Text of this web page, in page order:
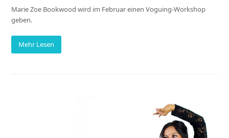
Marie Zoe Bookwood wird im Februar einen Voguing-Workshop
geben.
Mehr Lesen